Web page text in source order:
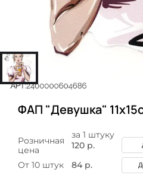
ФАП "Девушка"
за 1 штуку
Розничная
цена
120 р.
От 10 штук 84 р.